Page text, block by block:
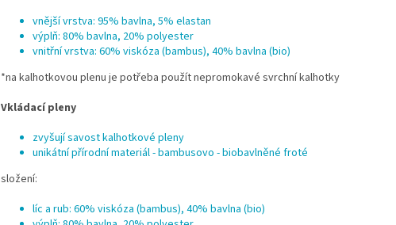
vnější vrstva: 95% bavlna, 5% elastan
výplň: 80% bavlna, 20% polyester
vnitřní vrstva: 60% viskóza (bambus), 40% bavlna (bio)
*na kalhotkovou plenu je potřeba použít nepromokavé svrchní kalhotky
Vkládací pleny
zvyšují savost kalhotkové pleny
unikátní přírodní materiál - bambusovo - biobavlněné froté
složení:
líc a rub: 60% viskóza (bambus), 40% bavlna (bio)